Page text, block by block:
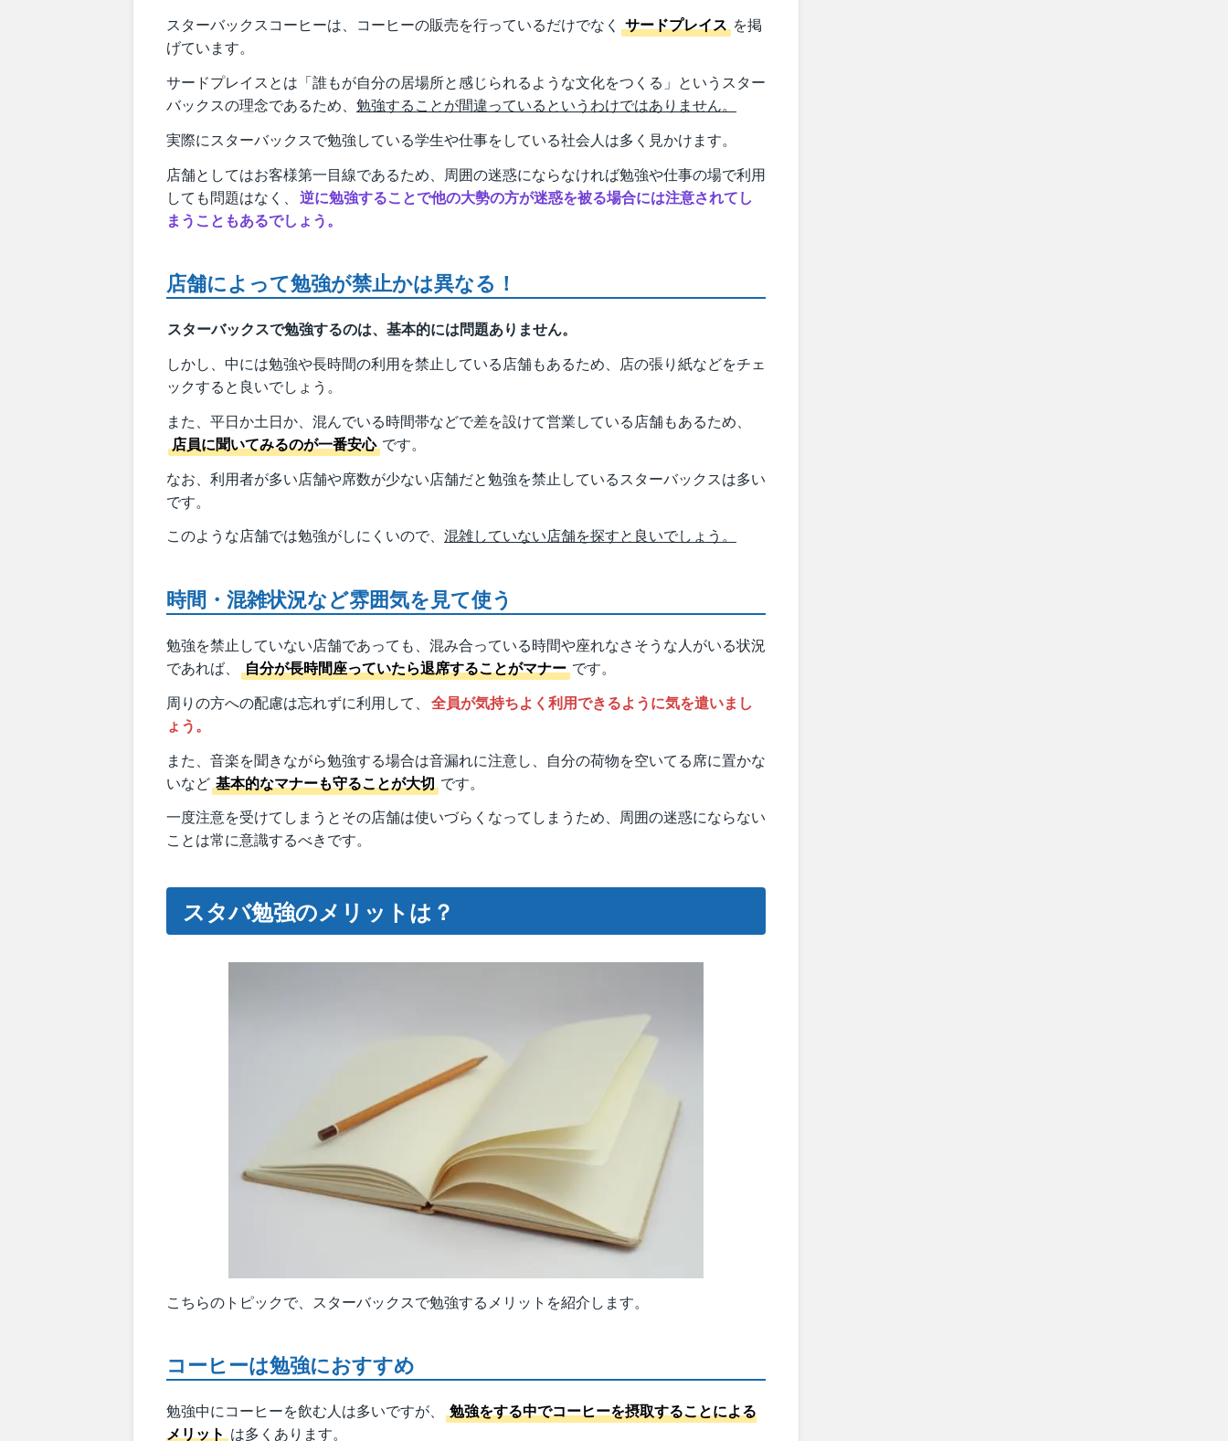
スターバックスコーヒーは、コーヒーの販売を行っているだけでなく サードプレイス を掲
げています。
サードプレイスとは「誰もが自分の居場所と感じられるような文化をつくる」というスター
バックスの理念であるため、 勉強することが間違っているというわけではありません。
実際にスターバックスで勉強している学生や仕事をしている社会人は多く見かけます。
店舗としてはお客様第一目線であるため、周囲の迷惑にならなければ勉強や仕事の場で利用
しても問題はなく、 逆に勉強することで他の大勢の方が迷惑を被る場合には注意されてし
まうこともあるでしょう。
店舗によって勉強が禁止かは異なる！
スターバックスで勉強するのは、基本的には問題ありません。
しかし、中には勉強や長時間の利用を禁止している店舗もあるため、店の張り紙などをチェ
ックすると良いでしょう。
また、平日か土日か、混んでいる時間帯などで差を設けて営業している店舗もあるため、
店員に聞いてみるのが一番安心 です。
なお、利用者が多い店舗や席数が少ない店舗だと勉強を禁止しているスターバックスは多い
です。
このような店舗では勉強がしにくいので、 混雑していない店舗を探すと良いでしょう。
時間・混雑状況など雰囲気を見て使う
勉強を禁止していない店舗であっても、混み合っている時間や座れなさそうな人がいる状況
であれば、
自分が長時間座っていたら退席することがマナー です。
周りの方への配慮は忘れずに利用して、 全員が気持ちよく利用できるように気を遣いまし
ょう。
また、音楽を聞きながら勉強する場合は音漏れに注意し、自分の荷物を空いてる席に置かな
いなど 基本的なマナーも守ることが大切 です。
一度注意を受けてしまうとその店舗は使いづらくなってしまうため、周囲の迷惑にならない
ことは常に意識するべきです。
スタバ勉強のメリットは？
こちらのトピックで、スターバックスで勉強するメリットを紹介します。
コーヒーは勉強におすすめ
勉強中にコーヒーを飲む人は多いですが、
勉強をする中でコーヒーを摂取することによる
メリット は多くあります。